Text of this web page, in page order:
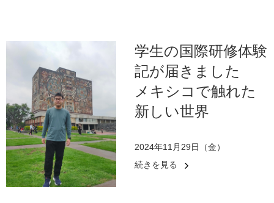
学生の国際研修体験
記が届きました
メキシコで触れた
新しい世界
2024年11月29日（金）
続きを見る